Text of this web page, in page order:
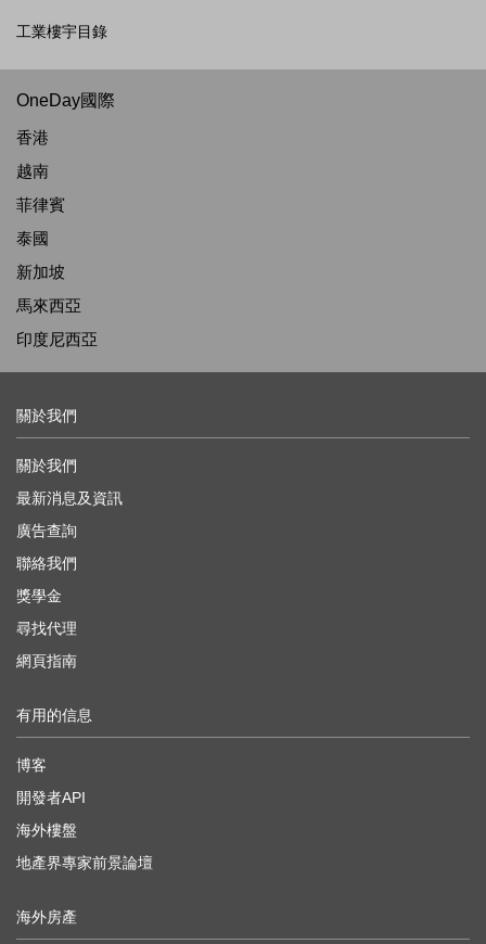
工業樓宇目錄
OneDay國際
香港
越南
菲律賓
泰國
新加坡
馬來西亞
印度尼西亞
關於我們
關於我們
最新消息及資訊
廣告查詢
聯絡我們
獎學金
尋找代理
網頁指南
有用的信息
博客
開發者API
海外樓盤
地產界專家前景論壇
海外房產